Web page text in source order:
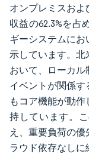
オンプレミスおよ
収益の62.3%を占
ギーシステムに
示しています。北
おいて、ローカ
イベントが関係
もコア機能が動
持しています。
え、重要負荷の
ラウド依存なし